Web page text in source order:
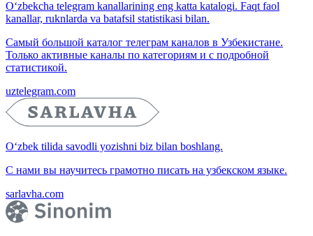
O‘zbekcha telegram kanallarining eng katta katalogi. Faqt faol
kanallar, ruknlarda va batafsil statistikasi bilan.
Самый большой каталог телеграм каналов в Узбекистане.
Только активные каналы по категориям и с подробной
статистикой.
uztelegram.com
O‘zbek tilida savodli yozishni biz bilan boshlang.
С нами вы научитесь грамотно писать на узбекском языке.
sarlavha.com